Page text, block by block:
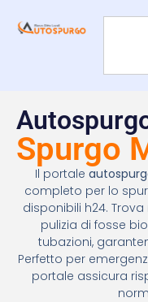
Spurgo
Il portale
completo per lo
disponibili h24.
pulizia di fosse
tubazioni,
Perfetto per
portale assicura